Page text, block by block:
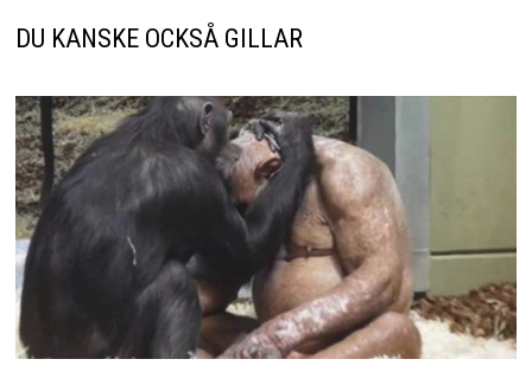
DU KANSKE OCKSÅ GILLAR